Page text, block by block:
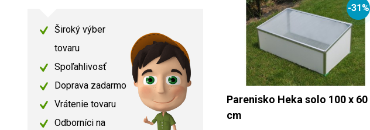
Široký výber
tovaru
Spoľahlivosť
Doprava zadarmo
Vrátenie tovaru
Odborníci na
-31%
Parenisko Heka solo 100 x 60
cm